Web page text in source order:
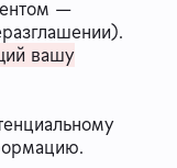
—
вашу